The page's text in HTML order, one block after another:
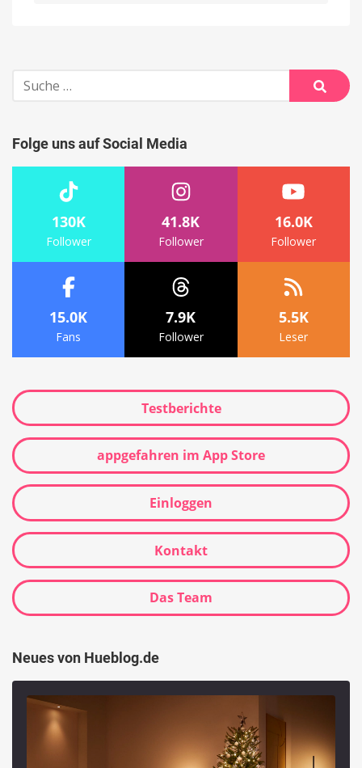
Suche
nach:
Suche
Folge uns auf Social Media
130K
Follower
41.8K
Follower
16.0K
Follower
15.0K
Fans
7.9K
Follower
5.5K
Leser
Testberichte
appgefahren im App Store
Einloggen
Kontakt
Das Team
Neues von Hueblog.de